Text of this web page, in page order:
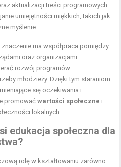
aktualizacji treści programowych.
umiejętności miękkich, takich jak
myślenie.
ma współpraca pomiędzy
oraz organizacjami
rozwój programów
młodzieży. Dzięki tym staraniom
się oczekiwania i
promowaćwartości społeczne i
lokalnych.
edukacja społeczna dla
rolę w kształtowaniu zarówno